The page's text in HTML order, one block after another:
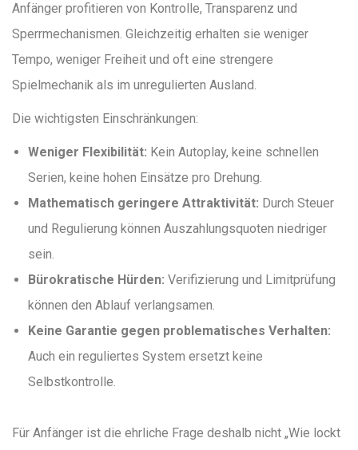
Anfänger profitieren von Kontrolle, Transparenz und
Sperrmechanismen. Gleichzeitig erhalten sie weniger
Tempo, weniger Freiheit und oft eine strengere
Spielmechanik als im unregulierten Ausland.
Die wichtigsten Einschränkungen:
Weniger Flexibilität: Kein Autoplay, keine schnellen
Serien, keine hohen Einsätze pro Drehung.
Mathematisch geringere Attraktivität: Durch Steuer
und Regulierung können Auszahlungsquoten niedriger
sein.
Bürokratische Hürden: Verifizierung und Limitprüfung
können den Ablauf verlangsamen.
Keine Garantie gegen problematisches Verhalten:
Auch ein reguliertes System ersetzt keine
Selbstkontrolle.
Für Anfänger ist die ehrliche Frage deshalb nicht „Wie lockt